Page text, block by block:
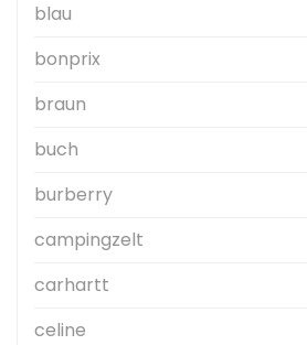
blau
bonprix
braun
buch
burberry
campingzelt
carhartt
celine